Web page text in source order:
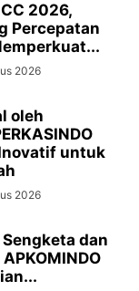
2026,
Percepatan
2026
oleh
untuk
2026
dan